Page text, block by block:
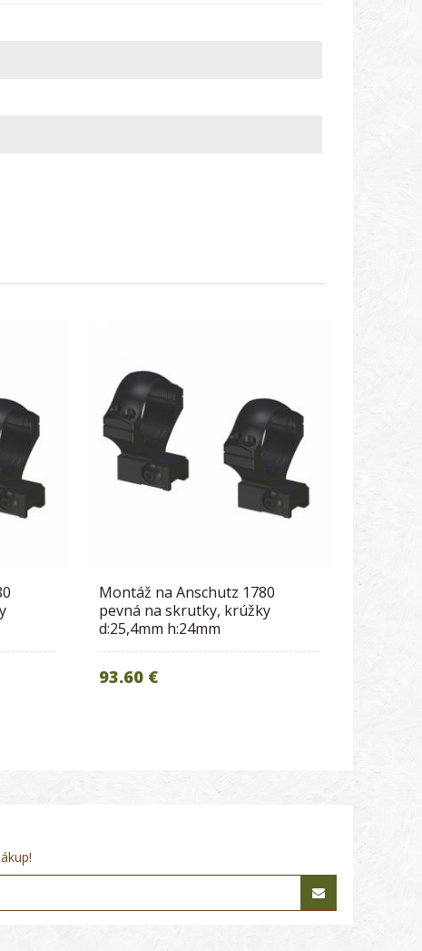
Montáž na Anschutz 1780
pevná na skrutky, krúžky
d:25,4mm h:24mm
93.60 €